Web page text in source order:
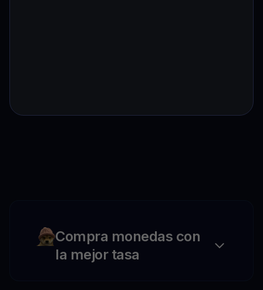
Compra monedas con
la mejor tasa